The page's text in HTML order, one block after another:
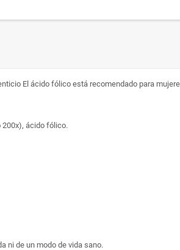
El ácido fólico está recomendado para
200x), ácido fólico.
ni de un modo de vida sano.